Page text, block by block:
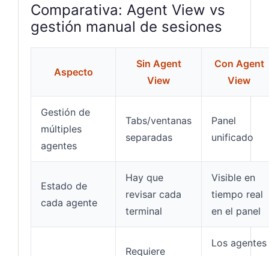
Comparativa: Agent View vs
gestión manual de sesiones
Aspecto
Sin Agent
View
Con Agent
View
Gestión de
múltiples
agentes
Tabs/ventanas
separadas
Panel
unificado
Estado de
cada agente
Hay que
revisar cada
terminal
Visible en
tiempo real
en el panel
Requiere
Los agentes